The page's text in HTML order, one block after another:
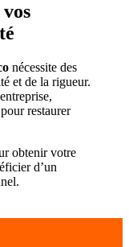
nécessite des
et de la rigueur.
restaurer
obtenir votre
d’un